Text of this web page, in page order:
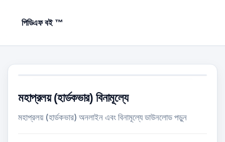
পিডিএফ বই ™
মহাপ্রলয় (হার্ডকভার) বিনামূল্যে
মহাপ্রলয় (হার্ডকভার) অনলাইন এবং বিনামূল্যে ডাউনলোড পড়ুন